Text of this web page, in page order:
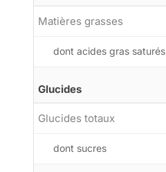
Matières grasses
dont acides gras saturés
Glucides
Glucides totaux
dont sucres